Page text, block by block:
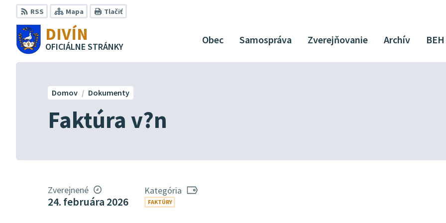
Preskočiť
na
obsah
RSS Mapa Tlačiť
DIVÍN
OFICIÁLNE STRÁNKY
Obec Samospráva Zverejňovanie Archív BEH
Faktúra v?n
Domov Dokumenty
Zverejnené
24. februára 2026
Kategória
FAKTÚRY